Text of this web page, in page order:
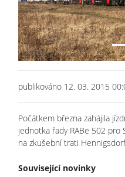
publikováno 12. 03. 2015
Počátkem března zahájila
jednotka řady RABe 502 pro
na zkušební trati
Související novinky